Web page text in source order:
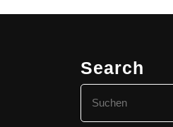
Search
for: